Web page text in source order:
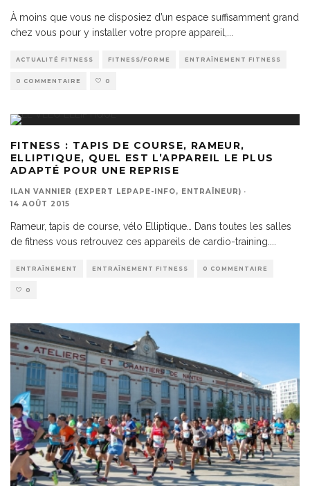
À moins que vous ne disposiez d’un espace suffisamment grand
chez vous pour y installer votre propre appareil,
ACTUALITÉ FITNESS FITNESS/FORME ENTRAÎNEMENT FITNESS
0 COMMENTAIRE 0
FITNESS : TAPIS DE COURSE, RAMEUR,
ELLIPTIQUE, QUEL EST L’APPAREIL LE PLUS
ADAPTÉ POUR UNE REPRISE
ILAN VANNIER (EXPERT LEPAPE-INFO, ENTRAÎNEUR) ·
14 AOÛT 2015
Rameur, tapis de course, vélo Elliptique… Dans toutes les salles
de fitness vous retrouvez ces appareils de cardio-training.
ENTRAÎNEMENT ENTRAÎNEMENT FITNESS 0 COMMENTAIRE
0